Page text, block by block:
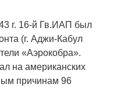
г. 16-й Гв.ИАП был
(г. Аджи-Кабул
«Аэрокобра».
на американских
причинам 96